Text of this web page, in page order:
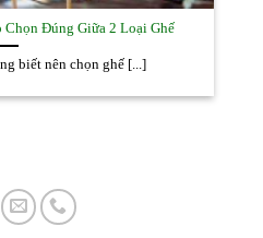
Chọn Đúng Giữa 2 Loại Ghế
biết nên chọn ghế [...]